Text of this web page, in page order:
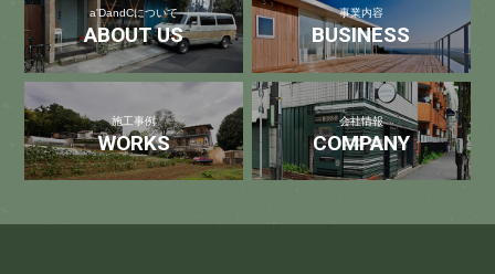
a'DandCについて
ABOUT US
事業内容
BUSINESS
施工事例
WORKS
会社情報
COMPANY